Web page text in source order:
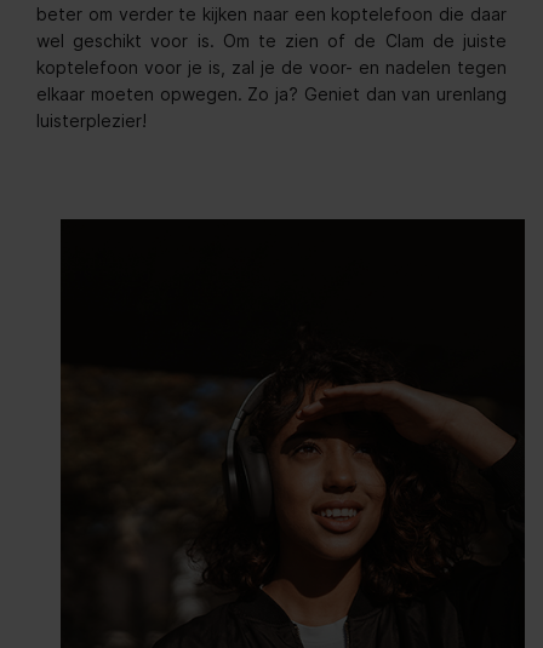
beter om verder te kijken naar een koptelefoon die daar
wel geschikt voor is. Om te zien of de Clam de juiste
koptelefoon voor je is, zal je de voor- en nadelen tegen
elkaar moeten opwegen. Zo ja? Geniet dan van urenlang
luisterplezier!